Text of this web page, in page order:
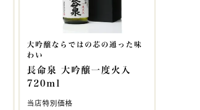
大吟醸ならではの芯の通った味
わい
長命泉 大吟醸一度火入
720ml
当店特別価格